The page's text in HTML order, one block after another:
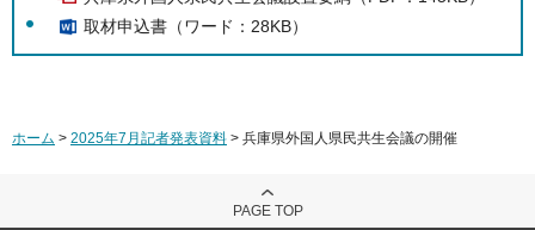
取材申込書（ワード：28KB）
ホーム > 2025年7月記者発表資料 > 兵庫県外国人県民共生会議の開催
PAGE TOP